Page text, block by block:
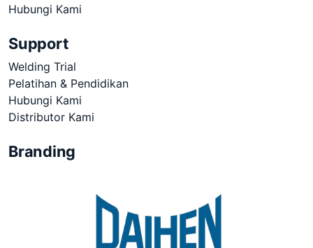
Hubungi Kami
Support
Welding Trial
Pelatihan & Pendidikan
Hubungi Kami
Distributor Kami
Branding